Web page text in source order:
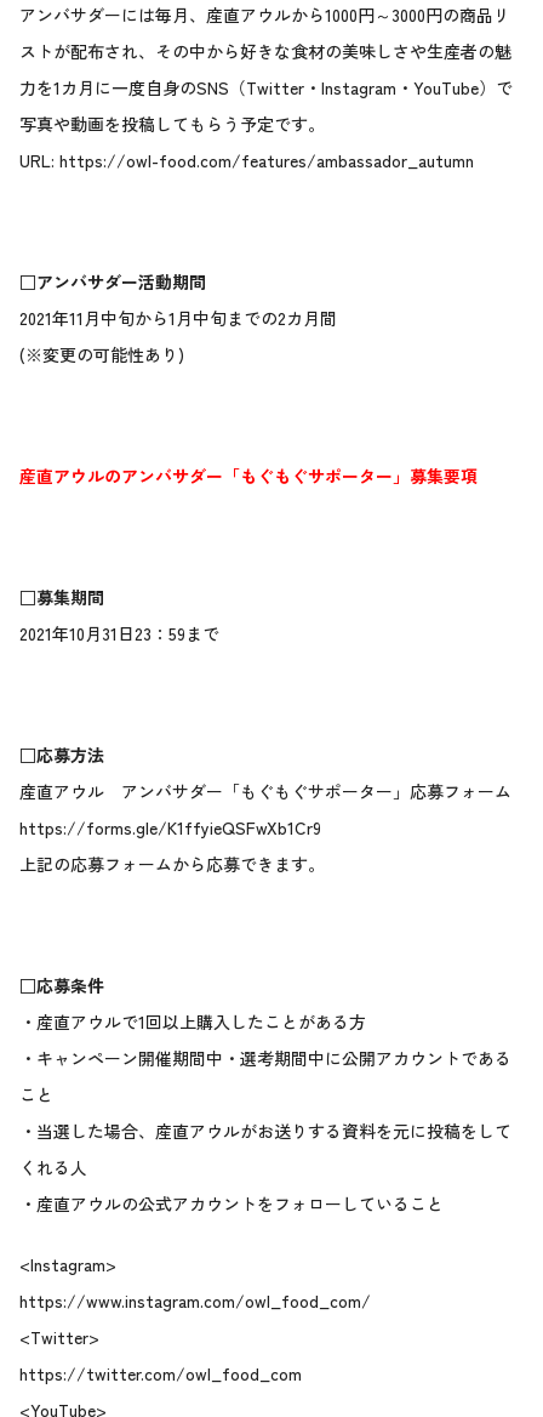
アンバサダーには毎月、産直アウルから1000円～3000円の商品リ
ストが配布され、その中から好きな食材の美味しさや生産者の魅
力を1カ月に一度自身のSNS（Twitter・Instagram・YouTube）で
写真や動画を投稿してもらう予定です。
URL: https://owl-food.com/features/ambassador_autumn
□アンバサダー活動期間
2021年11月中旬から1月中旬までの2カ月間
(※変更の可能性あり)
産直アウルのアンバサダー「もぐもぐサポーター」募集要項
□募集期間
2021年10月31日23：59まで
□応募方法
産直アウル アンバサダー「もぐもぐサポーター」応募フォーム
https://forms.gle/K1ffyieQSFwXb1Cr9
上記の応募フォームから応募できます。
□応募条件
・産直アウルで1回以上購入したことがある方
・キャンペーン開催期間中・選考期間中に公開アカウントである
こと
・当選した場合、産直アウルがお送りする資料を元に投稿をして
くれる人
・産直アウルの公式アカウントをフォローしていること
<Instagram>
https://www.instagram.com/owl_food_com/
<Twitter>
https://twitter.com/owl_food_com
<YouTube>